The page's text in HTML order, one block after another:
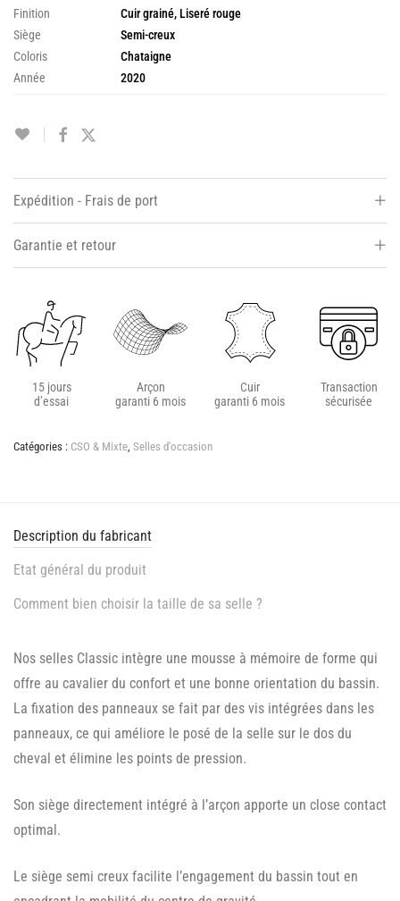
Finition
Cuir grainé, Liseré rouge
Siège
Semi-creux
Coloris
Chataigne
Année
2020
Expédition - Frais de port
Garantie et retour
15 jours
d’essai
Arçon
garanti 6 mois
Cuir
garanti 6 mois
Transaction
sécurisée
Catégories : CSO & Mixte Selles d'occasion
Description du fabricant
Etat général du produit
Comment bien choisir la taille de sa selle ?
Nos selles Classic intègre une mousse à mémoire de forme qui
offre au cavalier du confort et une bonne orientation du bassin.
La fixation des panneaux se fait par des vis intégrées dans les
panneaux, ce qui améliore le posé de la selle sur le dos du
cheval et élimine les points de pression.
Son siège directement intégré à l’arçon apporte un close contact
optimal.
Le siège semi creux facilite l’engagement du bassin tout en